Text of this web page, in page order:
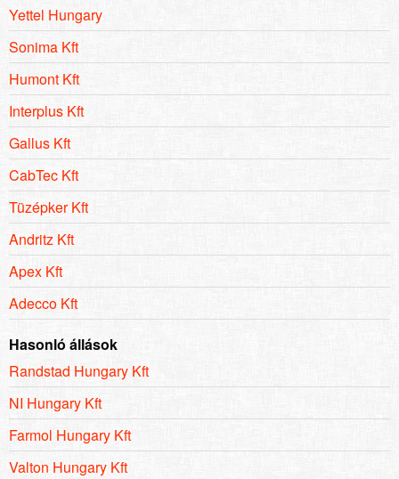
Yettel Hungary
Sonima Kft
Humont Kft
Interplus Kft
Gallus Kft
CabTec Kft
Tüzépker Kft
Andritz Kft
Apex Kft
Adecco Kft
Hasonló állások
Randstad Hungary Kft
NI Hungary Kft
Farmol Hungary Kft
Valton Hungary Kft